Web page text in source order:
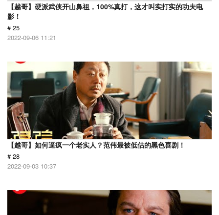
【越哥】硬派武侠开山鼻祖，100%真打，这才叫实打实的功夫电
影！
# 25
2022-09-06 11:21
【越哥】如何逼疯一个老实人？范伟最被低估的黑色喜剧！
# 28
2022-09-03 10:37